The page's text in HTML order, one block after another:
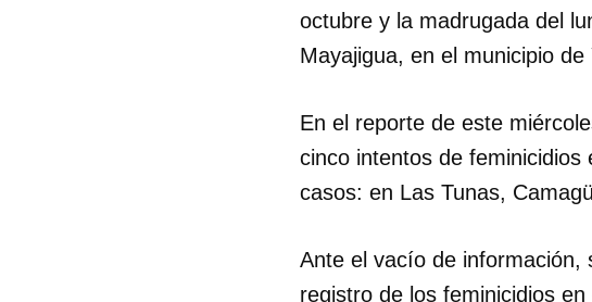
octubre y la madrugada del
Mayajigua, en el municipio
En el reporte de este
cinco intentos de
casos: en Las Tunas,
Ante el vacío de información,
registro de los feminicidios